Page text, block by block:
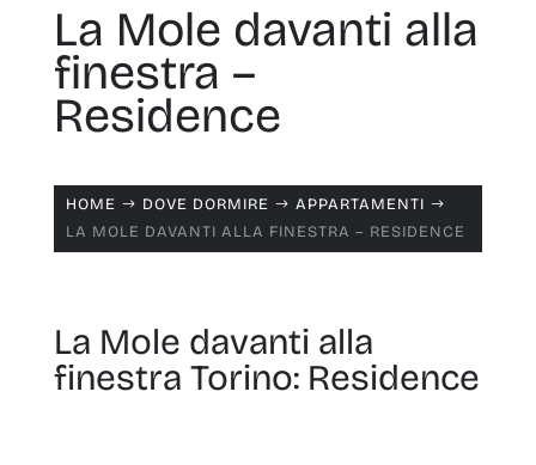
La Mole davanti alla
finestra –
Residence
HOME $ DOVE DORMIRE $ APPARTAMENTI $
LA MOLE DAVANTI ALLA FINESTRA – RESIDENCE
La Mole davanti alla
finestra Torino: Residence